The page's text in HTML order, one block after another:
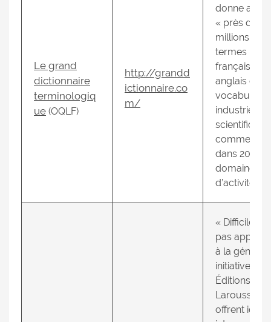
Le grand
dictionnaire
terminologiq
ue (OQLF)
http://grandd
ictionnaire.co
m/
donne
« près de 3
millions de
termes
français et
anglais du
vocabulaire
industriel,
scientifique
commercial,
dans 200
domaines
d’activité ».
« Difficile de
pas
à la
initiative des
Éditions
Larousse,
offrent ici